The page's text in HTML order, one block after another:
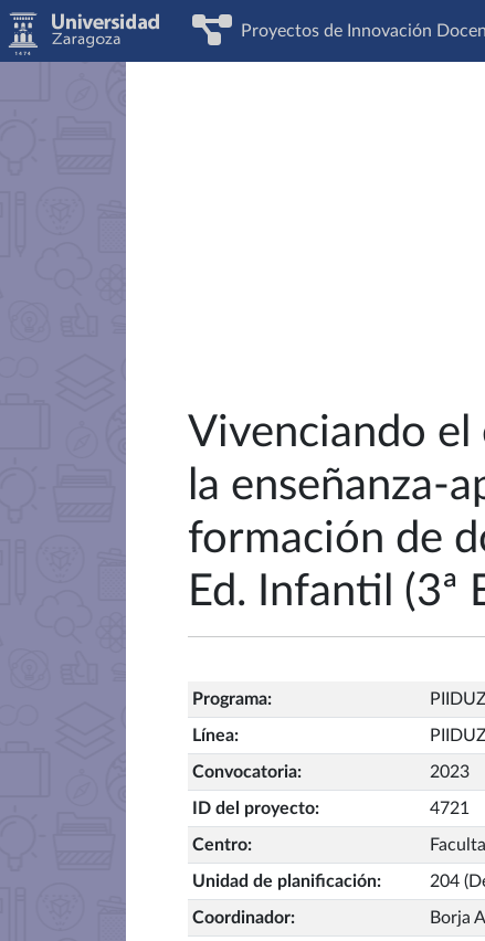
Proyectos de Innovación
Vivenciando
la enseñanza-
formación de
Ed. Infantil (3ª
Programa:
Línea:
Convocatoria: 2023
ID del proyecto: 4721
Centro:
Unidad de planificación: 204
Coordinador: Borja